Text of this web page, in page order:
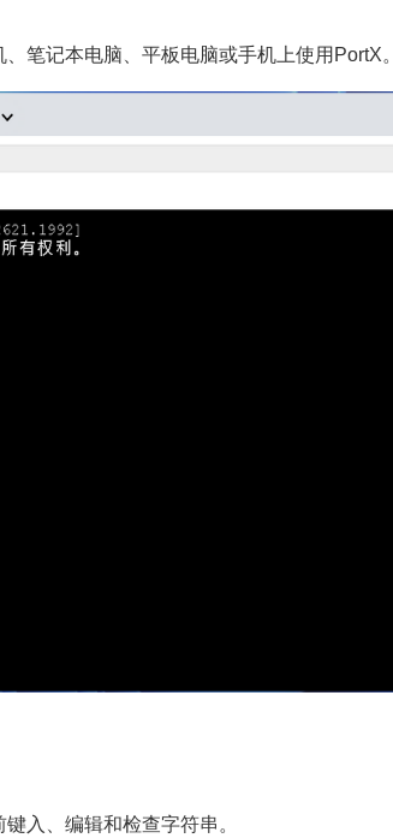
笔记本电脑、平板电脑或手机上使用PortX。
入、编辑和检查字符串。